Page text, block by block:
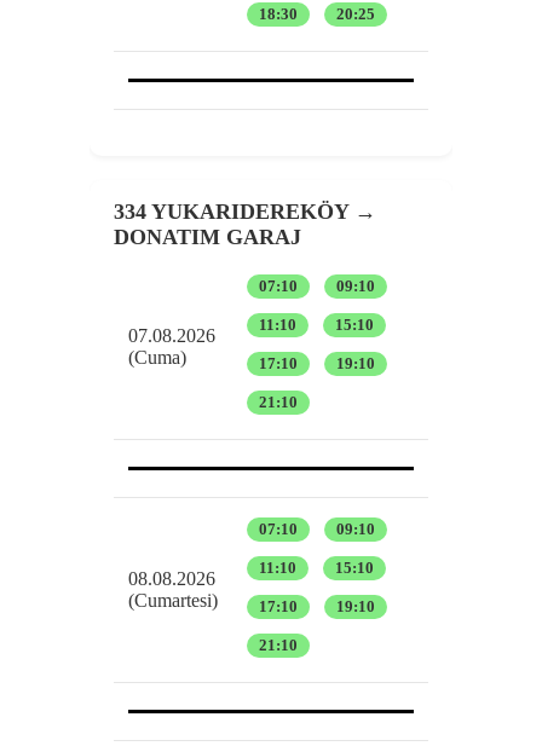
18:30 20:25
334 YUKARIDEREKÖY →
DONATIM GARAJ
07.08.2026
(Cuma)
07:10 09:10
11:10 15:10
17:10 19:10
21:10
08.08.2026
(Cumartesi)
07:10 09:10
11:10 15:10
17:10 19:10
21:10